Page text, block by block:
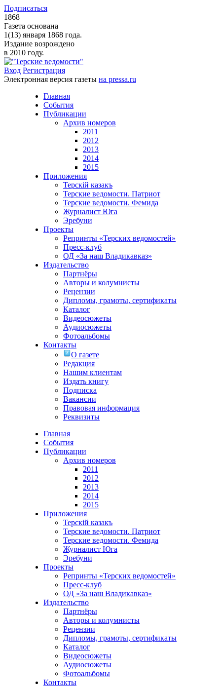
Подписаться
1868
Газета основана
1(13) января 1868 года.
Издание возрождено
в 2010 году.
Вход Регистрация
Электронная версия газеты на pressa.ru
Главная
События
Публикации
Архив номеров
2011
2012
2013
2014
2015
Приложения
Терскiй казакъ
Терские ведомости. Патриот
Терские ведомости. Фемида
Журналист Юга
Эребуни
Проекты
Репринты «Терских ведомостей»
Пресс-клуб
ОД «За наш Владикавказ»
Издательство
Партнёры
Авторы и колумнисты
Рецензии
Дипломы, грамоты, сертификаты
Каталог
Видеосюжеты
Аудиосюжеты
Фотоальбомы
Контакты
О газете
Редакция
Нашим клиентам
Издать книгу
Подписка
Вакансии
Правовая информация
Реквизиты
Главная
События
Публикации
Архив номеров
2011
2012
2013
2014
2015
Приложения
Терскiй казакъ
Терские ведомости. Патриот
Терские ведомости. Фемида
Журналист Юга
Эребуни
Проекты
Репринты «Терских ведомостей»
Пресс-клуб
ОД «За наш Владикавказ»
Издательство
Партнёры
Авторы и колумнисты
Рецензии
Дипломы, грамоты, сертификаты
Каталог
Видеосюжеты
Аудиосюжеты
Фотоальбомы
Контакты